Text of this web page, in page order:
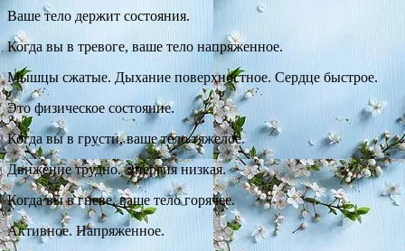
Ваше тело держит состояния.
Когда вы в тревоге, ваше тело напряженное.
Мышцы сжатые. Дыхание поверхностное. Сердце быстрое.
Это физическое состояние.
Когда вы в грусти, ваше тело тяжелое.
Движение трудно. Энергия низкая.
Когда вы в гневе, ваше тело горячее.
Активное. Напряженное.